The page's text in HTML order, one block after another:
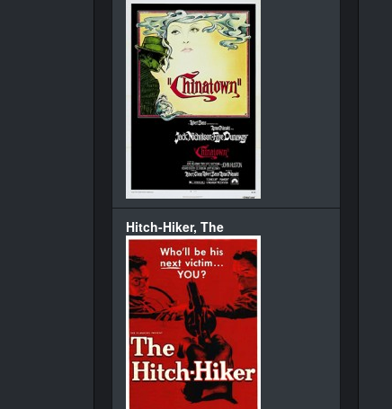
Hitch-Hiker, The